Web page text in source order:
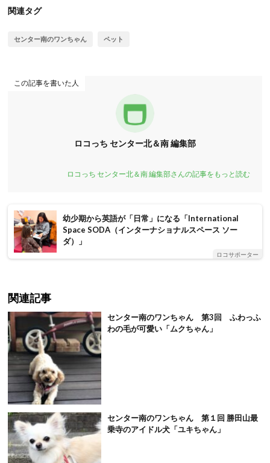
関連タグ
センター南のワンちゃん ペット
この記事を書いた人
ロコっち センター北＆南 編集部
ロコっち センター北＆南 編集部さんの記事をもっと読む
幼少期から英語が「日常」になる「International
Space SODA（インターナショナルスペース ソー
ダ）」
ロコサポーター
関連記事
センター南のワンちゃん 第3回 ふわっふ
わの毛が可愛い「ムクちゃん」
センター南のワンちゃん 第１回 勝田山最
乗寺のアイドル犬「ユキちゃん」